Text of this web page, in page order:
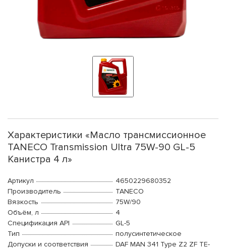
Характеристики «Масло трансмиссионное
TANECO Transmission Ultra 75W-90 GL-5
Канистра 4 л»
Артикул
4650229680352
Производитель
TANECO
Вязкость
75W/90
Объём, л
4
Спецификация API
GL-5
Тип
полусинтетическое
Допуски и соответствия
DAF MAN 341 Type Z2 ZF TE-